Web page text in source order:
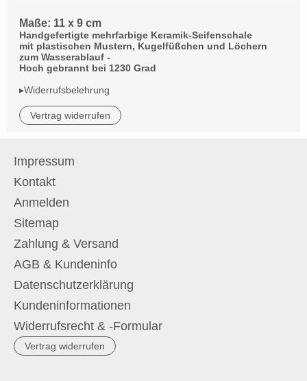
Maße: 11 x 9 cm
Handgefertigte mehrfarbige Keramik-Seifenschale
mit plastischen Mustern, Kugelfüßchen und Löchern
zum Wasserablauf -
Hoch gebrannt bei 1230 Grad
▸Widerrufsbelehrung
Vertrag widerrufen
Impressum
Kontakt
Anmelden
Sitemap
Zahlung & Versand
AGB & Kundeninfo
Datenschutzerklärung
Kundeninformationen
Widerrufsrecht & -Formular
Vertrag widerrufen